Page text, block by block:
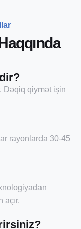
aqqında
Dəqiq qiymət işin
rayonlarda 30-45
açır.